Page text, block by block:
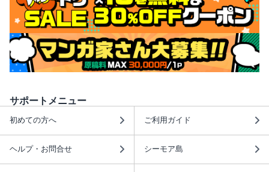
サポートメニュー
初めての方へ ご利用ガイド
ヘルプ・お問合せ シーモア島